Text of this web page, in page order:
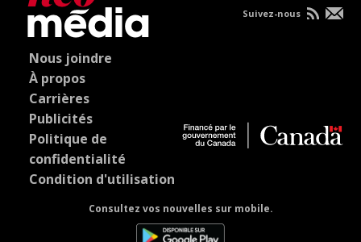
Nous joindre
À propos
Carrières
Publicités
Politique de
confidentialité
Condition d'utilisation
Consultez vos nouvelles sur mobile.
Suivez-nous